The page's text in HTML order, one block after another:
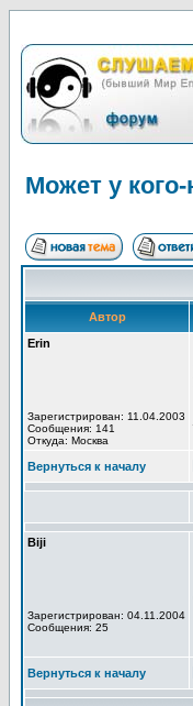
Может у
Автор
Erin
Зарегистрирован: 11.04.2003
Сообщения: 141
Откуда: Москва
Вернуться к началу
Biji
Зарегистрирован: 04.11.2004
Сообщения: 25
Вернуться к началу